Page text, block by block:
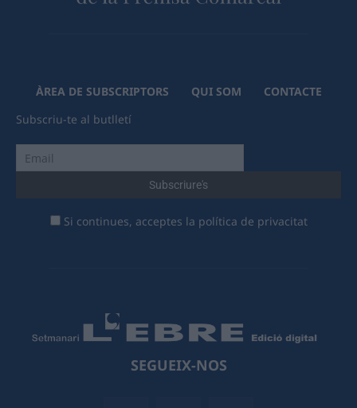
ÀREA DE SUBSCRIPTORS QUI SOM
CONTACTE
Subscriu-te al butlletí
Si continues, acceptes la política de privacitat
SEGUEIX-NOS